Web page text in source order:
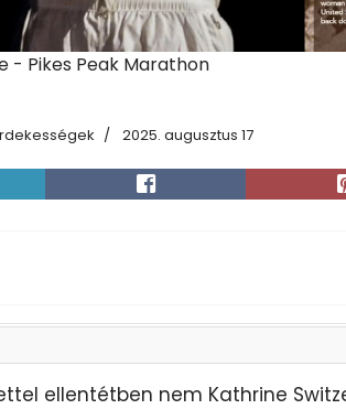
- Pikes Peak Marathon
2025. augusztus 17
ellentétben nem Kathrine